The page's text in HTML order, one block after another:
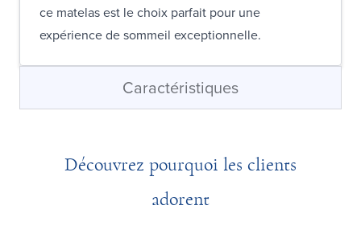
ce matelas est le choix parfait pour une
expérience de sommeil exceptionnelle.
Caractéristiques
Découvrez pourquoi les clients
adorent